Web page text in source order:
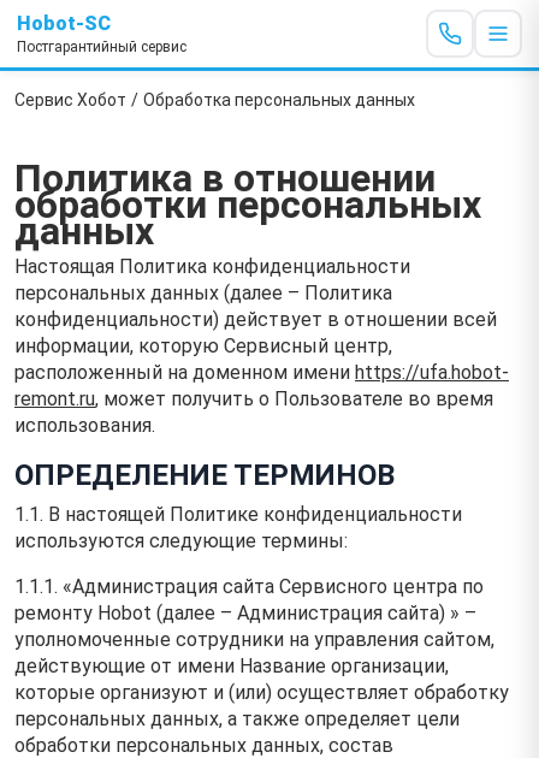
Hobot-SC
Постгарантийный сервис
Сервис Хобот / Обработка персональных данных
Политика в отношении
обработки персональных
данных
Настоящая Политика конфиденциальности
персональных данных (далее – Политика
конфиденциальности) действует в отношении всей
информации, которую Сервисный центр,
расположенный на доменном имени https://ufa.hobot-
remont.ru, может получить о Пользователе во время
использования.
ОПРЕДЕЛЕНИЕ ТЕРМИНОВ
1.1. В настоящей Политике конфиденциальности
используются следующие термины:
1.1.1. «Администрация сайта Сервисного центра по
ремонту Hobot (далее – Администрация сайта) » –
уполномоченные сотрудники на управления сайтом,
действующие от имени Название организации,
которые организуют и (или) осуществляет обработку
персональных данных, а также определяет цели
обработки персональных данных, состав